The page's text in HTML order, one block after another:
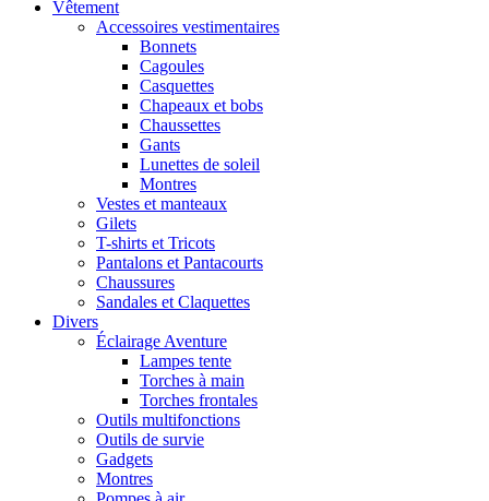
Vêtement
Accessoires vestimentaires
Bonnets
Cagoules
Casquettes
Chapeaux et bobs
Chaussettes
Gants
Lunettes de soleil
Montres
Vestes et manteaux
Gilets
T-shirts et Tricots
Pantalons et Pantacourts
Chaussures
Sandales et Claquettes
Divers
Éclairage Aventure
Lampes tente
Torches à main
Torches frontales
Outils multifonctions
Outils de survie
Gadgets
Montres